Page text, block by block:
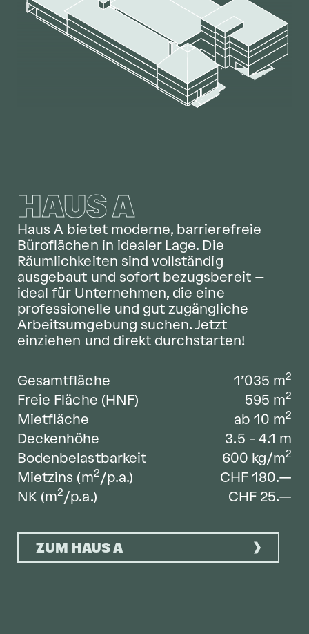
HAUS A
Haus A bietet moderne, barrierefreie
Büroflächen in idealer Lage. Die
Räumlichkeiten sind vollständig
ausgebaut und sofort bezugsbereit –
ideal für Unternehmen, die eine
professionelle und gut zugängliche
Arbeitsumgebung suchen. Jetzt
einziehen und direkt durchstarten!
Gesamtfläche 1’035 m2
Freie Fläche (HNF) 595 m2
Mietfläche ab 10 m2
Deckenhöhe 3.5 - 4.1 m
Bodenbelastbarkeit
600 kg/m2
Mietzins (m2/p.a.)
CHF 180.—
NK (m2/p.a.) CHF 25.—
ZUM HAUS A